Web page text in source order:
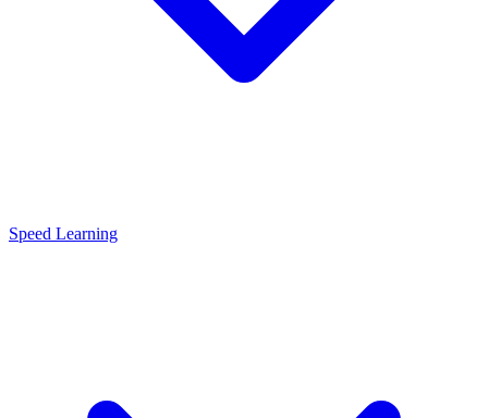
Speed Learning